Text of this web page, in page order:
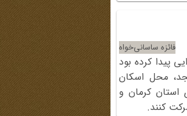
فائزه ساسانی‌خواه
پیدا کرده بود
محل اسکان
استان کرمان و
کنند.